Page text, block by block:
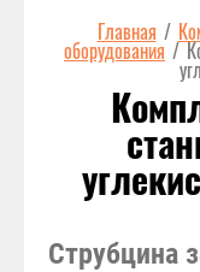
Главная /
оборудования /
Струбцина